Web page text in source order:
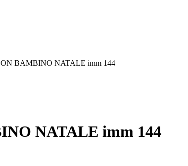
BAMBINO NATALE imm 144
NATALE imm 144